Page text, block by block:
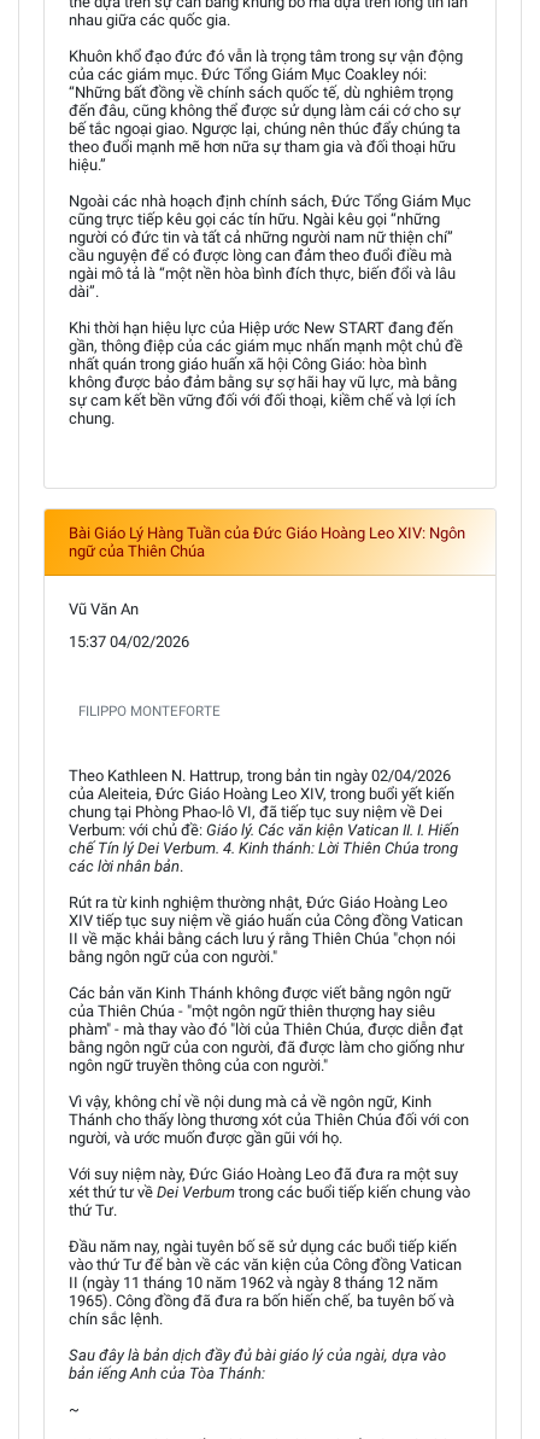
nhau giữa các quốc gia.
Khuôn khổ đạo đức đó vẫn là trọng tâm trong sự vận động
của các giám mục. Đức Tổng Giám Mục Coakley nói:
“Những bất đồng về chính sách quốc tế, dù nghiêm trọng
đến đâu, cũng không thể được sử dụng làm cái cớ cho sự
bế tắc ngoại giao. Ngược lại, chúng nên thúc đẩy chúng ta
theo đuổi mạnh mẽ hơn nữa sự tham gia và đối thoại hữu
hiệu.”
Ngoài các nhà hoạch định chính sách, Đức Tổng Giám Mục
cũng trực tiếp kêu gọi các tín hữu. Ngài kêu gọi “những
người có đức tin và tất cả những người nam nữ thiện chí”
cầu nguyện để có được lòng can đảm theo đuổi điều mà
ngài mô tả là “một nền hòa bình đích thực, biến đổi và lâu
dài”.
Khi thời hạn hiệu lực của Hiệp ước New START đang đến
gần, thông điệp của các giám mục nhấn mạnh một chủ đề
nhất quán trong giáo huấn xã hội Công Giáo: hòa bình
không được bảo đảm bằng sự sợ hãi hay vũ lực, mà bằng
sự cam kết bền vững đối với đối thoại, kiềm chế và lợi ích
chung.
Bài Giáo Lý Hàng Tuần của Đức Giáo Hoàng Leo XIV: Ngôn
ngữ của Thiên Chúa
Vũ Văn An
15:37 04/02/2026
FILIPPO MONTEFORTE
Theo Kathleen N. Hattrup, trong bản tin ngày 02/04/2026
của Aleiteia, Đức Giáo Hoàng Leo XIV, trong buổi yết kiến
chung tại Phòng Phao-lô VI, đã tiếp tục suy niệm về Dei
Verbum: với chủ đề: Giáo lý. Các văn kiện Vatican II. I. Hiến
chế Tín lý Dei Verbum. 4. Kinh thánh: Lời Thiên Chúa trong
các lời nhân bản.
Rút ra từ kinh nghiệm thường nhật, Đức Giáo Hoàng Leo
XIV tiếp tục suy niệm về giáo huấn của Công đồng Vatican
II về mặc khải bằng cách lưu ý rằng Thiên Chúa "chọn nói
bằng ngôn ngữ của con người."
Các bản văn Kinh Thánh không được viết bằng ngôn ngữ
của Thiên Chúa - "một ngôn ngữ thiên thượng hay siêu
phàm" - mà thay vào đó "lời của Thiên Chúa, được diễn đạt
bằng ngôn ngữ của con người, đã được làm cho giống như
ngôn ngữ truyền thông của con người."
Vì vậy, không chỉ về nội dung mà cả về ngôn ngữ, Kinh
Thánh cho thấy lòng thương xót của Thiên Chúa đối với con
người, và ước muốn được gần gũi với họ.
Với suy niệm này, Đức Giáo Hoàng Leo đã đưa ra một suy
xét thứ tư về Dei Verbum trong các buổi tiếp kiến chung vào
thứ Tư.
Đầu năm nay, ngài tuyên bố sẽ sử dụng các buổi tiếp kiến
vào thứ Tư để bàn về các văn kiện của Công đồng Vatican
II (ngày 11 tháng 10 năm 1962 và ngày 8 tháng 12 năm
1965). Công đồng đã đưa ra bốn hiến chế, ba tuyên bố và
chín sắc lệnh.
Sau đây là bản dịch đầy đủ bài giáo lý của ngài, dựa vào
bản iếng Anh của Tòa Thánh:
~